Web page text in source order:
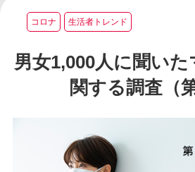
コロナ 生活者トレンド
男女1,000人に聞い
関する調査（